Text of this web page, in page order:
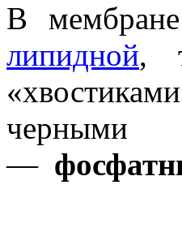
В
липидной,
черными
—